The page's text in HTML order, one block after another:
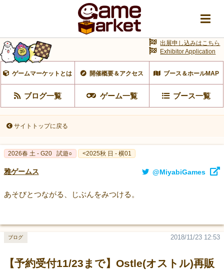
ゲームマーケットとは 開催概要＆アクセス ブース＆ホールMAP
ブログ一覧 ゲーム一覧 ブース一覧
出展申し込みはこちら
Exhibitor Application
サイトトップに戻る
2026春 土 - G20 試遊○ <2025秋 日 - 横01
雅ゲームス @MiyabiGames
あそびとつながる、じぶんをみつける。
【予約受付11/23まで】Ostle(オストル)再販
2018/11/23 12:53
ブログ